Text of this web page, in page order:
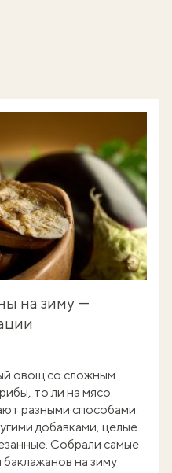
на зиму —
овощ со сложным
то ли на мясо.
разными способами:
добавками, целые
Собрали самые
на зиму